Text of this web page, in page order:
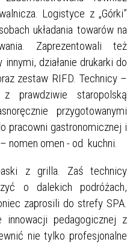
Logistyce z „Górki”
układania towarów na
Zaprezentowali też
działanie drukarki do
zestaw RIFD. Technicy –
prawdziwie staropolską
przygotowanymi
pracowni gastronomicznej i
nomen omen - od kuchni.
z grilla. Zaś technicy
o dalekich podróżach,
zaprosili do strefy SPA.
innowacji pedagogicznej z
nie tylko profesjonalne